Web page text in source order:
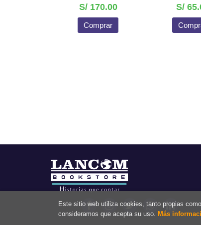
S/ 170.00
Comprar
S/
Este sitio web utiliza cookies, tanto propias
consideramos que acepta su uso.
Más